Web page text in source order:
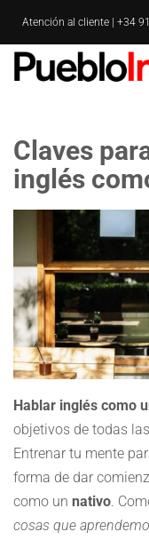
Atención al cliente | +34
Claves
inglés
Hablar inglés como
objetivos de todas
Entrenar tu mente
forma de dar
como un nativo.
cosas que